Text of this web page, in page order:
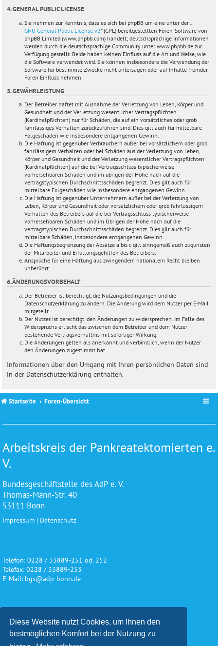
Diese Website nutzt Cookies, um Ihnen den
bestmöglichen Komfort bei der Nutzung zu
4. GENERAL PUBLIC LICENSE
Sie nehmen zur Kenntnis, dass es sich bei phpBB um eine unter der „
GNU General Public License v2“ (GPL) bereitgestellten Foren-Software von
phpBB Limited (www.phpbb.com) handelt; deutschsprachige Informationen
werden durch die deutschsprachige Community unter www.phpbb.de zur
Verfügung gestellt. Beide haben keinen Einfluss auf die Art und Weise, wie
die Software verwendet wird. Sie können insbesondere die Verwendung der
Software für bestimmte Zwecke nicht untersagen oder auf Inhalte fremder
Foren Einfluss nehmen.
5. GEWÄHRLEISTUNG
Der Betreiber haftet mit Ausnahme der Verletzung von Leben, Körper und
Gesundheit und der Verletzung wesentlicher Vertragspflichten
(Kardinalpflichten) nur für Schäden, die auf ein vorsätzliches oder grob
fahrlässiges Verhalten zurückzuführen sind. Dies gilt auch für mittelbare
Folgeschäden wie insbesondere entgangenen Gewinn.
Die Haftung ist gegenüber Verbrauchern außer bei vorsätzlichem oder grob
fahrlässigem Verhalten oder bei Schäden aus der Verletzung von Leben,
Körper und Gesundheit und der Verletzung wesentlicher Vertragspflichten
(Kardinalpflichten) auf die bei Vertragsschluss typischerweise
vorhersehbaren Schäden und im übrigen der Höhe nach auf die
vertragstypischen Durchschnittsschäden begrenzt. Dies gilt auch für
mittelbare Folgeschäden wie insbesondere entgangenen Gewinn.
Die Haftung ist gegenüber Unternehmern außer bei der Verletzung von
Leben, Körper und Gesundheit oder vorsätzlichem oder grob fahrlässigem
Verhalten des Betreibers auf die bei Vertragsschluss typischerweise
vorhersehbaren Schäden und im Übrigen der Höhe nach auf die
vertragstypischen Durchschnittsschäden begrenzt. Dies gilt auch für
mittelbare Schäden, insbesondere entgangenen Gewinn.
Die Haftungsbegrenzung der Absätze a bis c gilt sinngemäß auch zugunsten
der Mitarbeiter und Erfüllungsgehilfen des Betreibers.
Ansprüche für eine Haftung aus zwingendem nationalem Recht bleiben
unberührt.
6. ÄNDERUNGSVORBEHALT
Der Betreiber ist berechtigt, die Nutzungsbedingungen und die
Datenschutzerklärung zu ändern. Die Änderung wird dem Nutzer per E-Mail
mitgeteilt.
Der Nutzer ist berechtigt, den Änderungen zu widersprechen. Im Falle des
Widerspruchs erlischt das zwischen dem Betreiber und dem Nutzer
bestehende Vertragsverhältnis mit sofortiger Wirkung.
Die Änderungen gelten als anerkannt und verbindlich, wenn der Nutzer
den Änderungen zugestimmt hat.
Informationen über den Umgang mit Ihren persönlichen Daten sind
in der Datenschutzerklärung enthalten.
Startseite Foren-Übersicht
Arbeitskreis der Pankreatektomierten e.
V.
Bundesgeschäftstelle des AdP e. V.
Thomas-Mann-Str. 40
53111 Bonn
Impressum | Datenschutz
Telefon: 0228 / 33889-251 od. 252
Telefax: 0228 / 33889-253
E-Mail: bgs@adp-bonn.de
Wir danken für die freundliche
Unterstützung und Förderung